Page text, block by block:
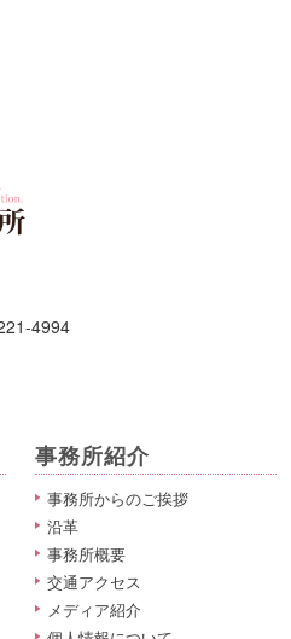
4994
事務所紹介
事務所からのご挨拶
沿革
事務所概要
交通アクセス
メディア紹介